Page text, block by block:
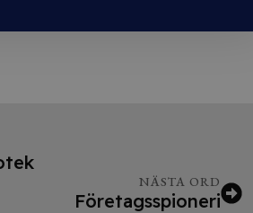
NÄSTA ORD
Företagsspioneri